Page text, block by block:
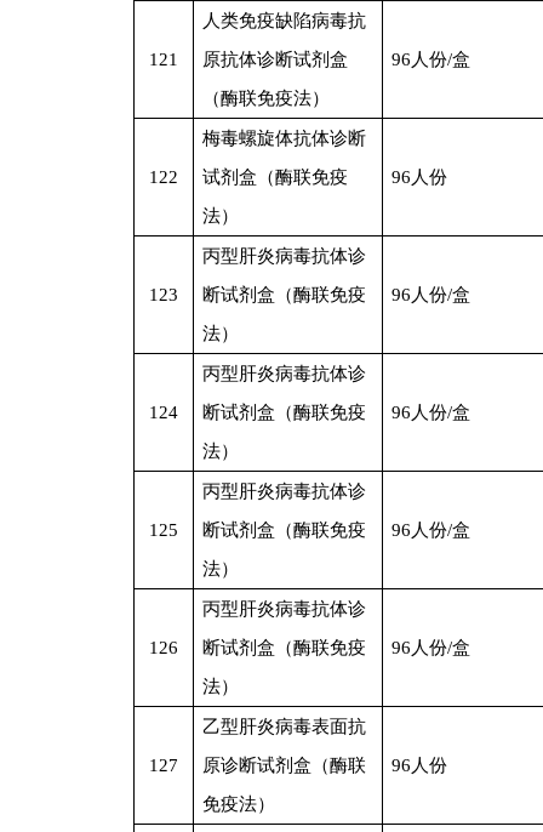
121
人类免疫缺陷病毒抗
原抗体诊断试剂盒
（酶联免疫法）
96 人份/盒
122
梅毒螺旋体抗体诊断
试剂盒（酶联免疫
法）
96 人份
123
丙型肝炎病毒抗体诊
断试剂盒（酶联免疫
法）
96 人份/盒
124
丙型肝炎病毒抗体诊
断试剂盒（酶联免疫
法）
96 人份/盒
125
丙型肝炎病毒抗体诊
断试剂盒（酶联免疫
法）
96 人份/盒
126
丙型肝炎病毒抗体诊
断试剂盒（酶联免疫
法）
96 人份/盒
127
乙型肝炎病毒表面抗
原诊断试剂盒（酶联
免疫法）
96 人份